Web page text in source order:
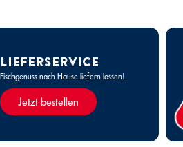
LIEFERSERVICE
Fischgenuss nach Hause liefern lassen!
Jetzt bestellen